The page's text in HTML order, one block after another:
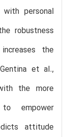
with personal
robustness
the
et al.,
the more
to empower
attitude